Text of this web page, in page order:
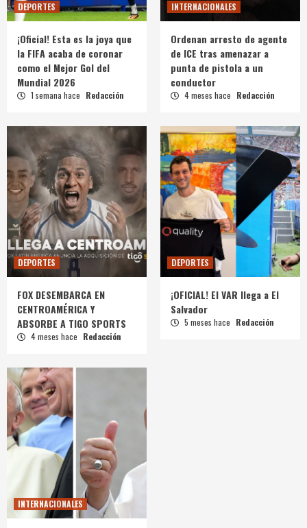
DEPORTES
¡Oficial! Esta es la joya que
la FIFA acaba de coronar
como el Mejor Gol del
Mundial 2026
1 semana hace Redacción
INTERNACIONALES
Ordenan arresto de agente
de ICE tras amenazar a
punta de pistola a un
conductor
4 meses hace Redacción
DEPORTES
FOX DESEMBARCA EN
CENTROAMÉRICA Y
ABSORBE A TIGO SPORTS
4 meses hace Redacción
DEPORTES
¡OFICIAL! El VAR llega a El
Salvador
5 meses hace Redacción
INTERNACIONALES